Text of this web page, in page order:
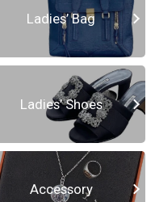
Ladies’ Bag
Ladies’ Shoes
Accessory